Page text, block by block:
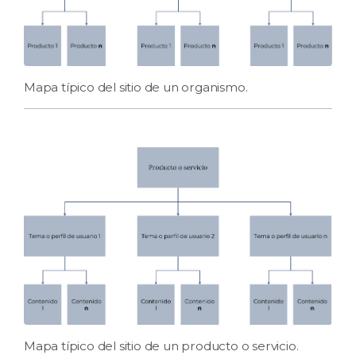
Mapa típico del sitio de un organismo.
Mapa típico del sitio de un producto o servicio.